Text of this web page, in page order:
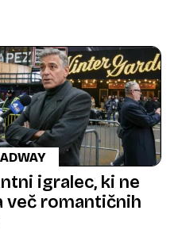
igralec, ki ne
več romantičnih